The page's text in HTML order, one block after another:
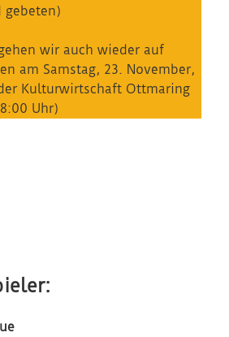
gebeten)
wir auch wieder auf
am Samstag, 23. November,
Kulturwirtschaft Ottmaring
Uhr)
: